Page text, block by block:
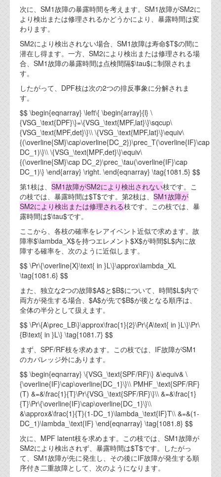
次に、SM1故障の暴露時間を考えます。SM1故障がSM2に
より検出または修理されるかどうかにより、暴露時間は変
わります。
SM2により検出されない場合、SM1故障は寿命$T$の間に
潜在し得ます。一方、SM2により検出または修理される場
合、SM1故障の暴露時間は点検間隔$\tau$に制限されま
す。
したがって、DPF枝は次の2つの排反事象に分解されま
す。
$$ \begin{eqnarray} \left\{ \begin{array}{l} \
{VSG_\text{DPF}\}=\{VSG_\text{MPF,lat}\}\sqcup\
{VSG_\text{MPF,det}\}\\ \{VSG_\text{MPF,lat}\}\equiv\
{(\overline{SM}\cap\overline{DC_2})\prec_T(\overline{IF}\cap
DC_1)\}\\ \{VSG_\text{MPF,det}\}\equiv\
{(\overline{SM}\cap DC_2)\prec_\tau(\overline{IF}\cap
DC_1)\} \end{array} \right. \end{eqnarray} \tag{1081.5} $$
第1枝は、 SM1故障がSM2により検出されない枝です。こ
の枝では、暴露時間は$T$です。第2枝は、 SM1故障が
SM2により検出または修理される枝です。この枝では、暴
露時間は$\tau$です。
ここから、各枝の確率をレアイベント近似で求めます。故
障率$\lambda_X$を持つエレメント$X$が時間$L$内に故
障する確率を、次のように近似します。
$$ \Pr\{\overline{X}\text{ in }L\}\approx\lambda_XL
\tag{1081.6} $$
また、独立な2つの故障$A$と$B$について、時間$L$内で
両方が発生する場合、$A$が先で$B$が後となる順序は、
全体の半分として扱えます。
$$ \Pr\{A\prec_LB\}\approx\frac{1}{2}\Pr\{A\text{ in }L\}\Pr\
{B\text{ in }L\} \tag{1081.7} $$
まず、SPF/RF枝を求めます。この枝では、IF故障がSM1
のカバレッジ外にあります。
$$ \begin{eqnarray} \{VSG_\text{SPF/RF}\} &\equiv& \
{\overline{IF}\cap\overline{DC_1}\}\\ PMHF_\text{SPF/RF}
(T) &=&\frac{1}{T}\Pr\{VSG_\text{SPF/RF}\}\\ &=&\frac{1}
{T}\Pr\{\overline{IF}\cap\overline{DC_1}\}\\
&\approx&\frac{1}{T}(1-DC_1)\lambda_\text{IF}T\\ &=&(1-
DC_1)\lambda_\text{IF} \end{eqnarray} \tag{1081.8} $$
次に、MPF latent枝を求めます。この枝では、SM1故障が
SM2により検出されず、暴露時間は$T$です。したがっ
て、SM1故障が先に発生し、その後にIF故障が発生する順
序付き二重故障として、次のようになります。